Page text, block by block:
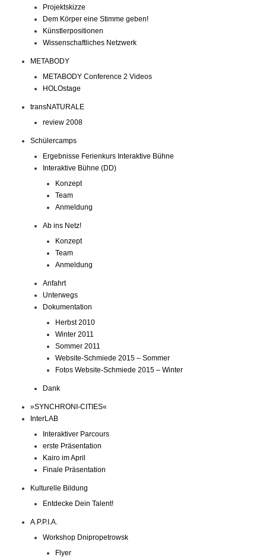
Projektskizze
Dem Körper eine Stimme geben!
Künstlerpositionen
Wissenschaftliches Netzwerk
METABODY
METABODY Conference 2 Videos
HOLOstage
transNATURALE
review 2008
Schülercamps
Ergebnisse Ferienkurs Interaktive Bühne
Interaktive Bühne (DD)
Konzept
Team
Anmeldung
Ab ins Netz!
Konzept
Team
Anmeldung
Anfahrt
Unterwegs
Dokumentation
Herbst 2010
Winter 2011
Sommer 2011
Website-Schmiede 2015 – Sommer
Fotos Website-Schmiede 2015 – Winter
Dank
»SYNCHRONI-CITIES«
InterLAB
Interaktiver Parcours
erste Präsentation
Kairo im April
Finale Präsentation
Kulturelle Bildung
Entdecke Dein Talent!
A.P.P.I.A.
Workshop Dnipropetrowsk
Flyer